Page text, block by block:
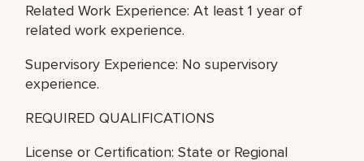
Related Work Experience: At least 1 year of
related work experience.
Supervisory Experience: No supervisory
experience.
REQUIRED QUALIFICATIONS
License or Certification: State or Regional